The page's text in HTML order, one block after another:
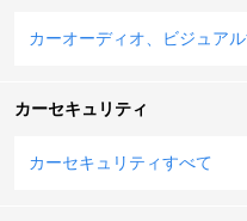
カーオーディオ、ビジュア
カーセキュリティ
カーセキュリティすべて